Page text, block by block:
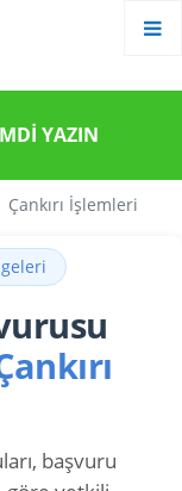
YAZIN
Çankırı İşlemleri
başvuru